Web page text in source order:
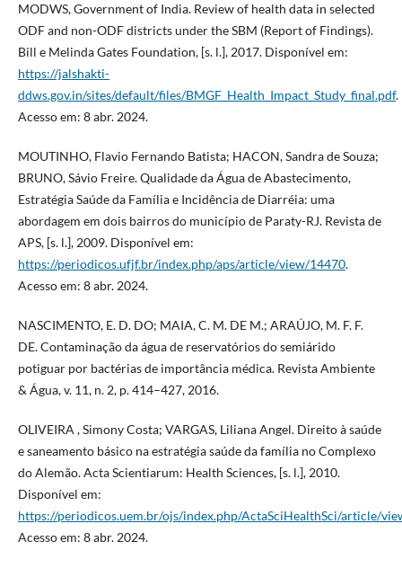
MODWS, Government of India. Review of health data in selected
ODF and non-ODF districts under the SBM (Report of Findings).
Bill e Melinda Gates Foundation, [s. l.], 2017. Disponível em:
https://jalshakti-
ddws.gov.in/sites/default/files/BMGF_Health_Impact_Study_final.pdf.
Acesso em: 8 abr. 2024.
MOUTINHO, Flavio Fernando Batista; HACON, Sandra de Souza;
BRUNO, Sávio Freire. Qualidade da Água de Abastecimento,
Estratégia Saúde da Família e Incidência de Diarréia: uma
abordagem em dois bairros do município de Paraty-RJ. Revista de
APS, [s. l.], 2009. Disponível em:
https://periodicos.ufjf.br/index.php/aps/article/view/14470.
Acesso em: 8 abr. 2024.
NASCIMENTO, E. D. DO; MAIA, C. M. DE M.; ARAÚJO, M. F. F.
DE. Contaminação da água de reservatórios do semiárido
potiguar por bactérias de importância médica. Revista Ambiente
& Água, v. 11, n. 2, p. 414–427, 2016.
OLIVEIRA , Simony Costa; VARGAS, Liliana Angel. Direito à saúde
e saneamento básico na estratégia saúde da família no Complexo
do Alemão. Acta Scientiarum: Health Sciences, [s. l.], 2010.
Disponível em:
https://periodicos.uem.br/ojs/index.php/ActaSciHealthSci/article/
Acesso em: 8 abr. 2024.